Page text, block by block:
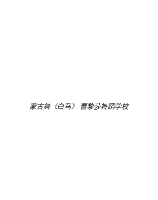
蒙古舞《白马》 曹黎莎舞蹈学校